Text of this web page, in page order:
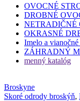
OVOCNÉ
DROBNÉ
NETRADIČNÉ
OKRASNÉ
Imelo a
ZÁHRADNÝ
menný katalóg
Broskyne
Skoré odrody broskýň,